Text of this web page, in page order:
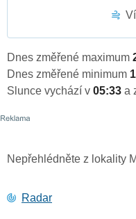
Dnes změřené maximum
Dnes změřené minimum
Slunce vychází v 05:33 a
Nepřehlédněte z lokality
Radar